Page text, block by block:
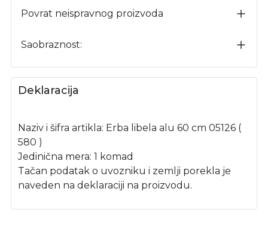
Povrat neispravnog proizvoda
Saobraznost:
Deklaracija
Naziv i šifra artikla: Erba libela alu 60 cm 05126 (
580 )
Jedinična mera: 1 komad
Tačan podatak o uvozniku i zemlji porekla je
naveden na deklaraciji na proizvodu.